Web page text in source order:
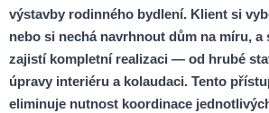
výstavby rodinného bydlení. Klient si
nebo si nechá navrhnout dům na míru, a
zajistí kompletní realizaci — od hrubé
úpravy interiéru a kolaudaci. Tento
eliminuje nutnost koordinace